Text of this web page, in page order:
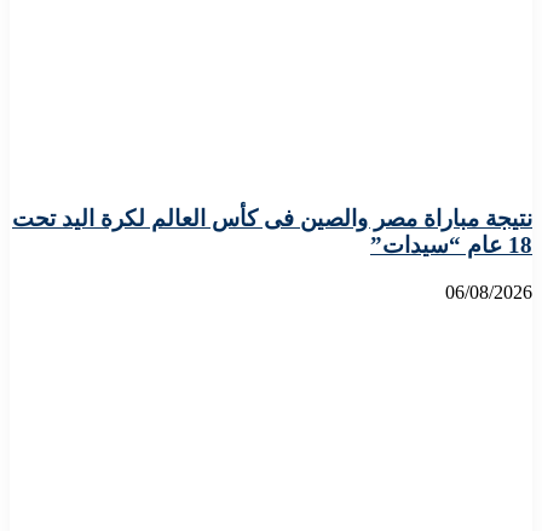
نتيجة مباراة مصر والصين فى كأس العالم لكرة اليد تحت
18 عام “سيدات”
06/08/2026